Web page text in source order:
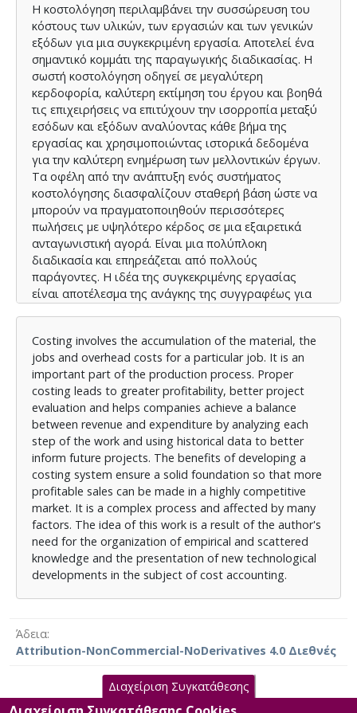
Η κοστολόγηση περιλαμβάνει την συσσώρευση του
κόστους των υλικών, των εργασιών και των γενικών
εξόδων για μια συγκεκριμένη εργασία. Αποτελεί ένα
σημαντικό κομμάτι της παραγωγικής διαδικασίας. Η
σωστή κοστολόγηση οδηγεί σε μεγαλύτερη
κερδοφορία, καλύτερη εκτίμηση του έργου και βοηθά
τις επιχειρήσεις να επιτύχουν την ισορροπία μεταξύ
εσόδων και εξόδων αναλύοντας κάθε βήμα της
εργασίας και χρησιμοποιώντας ιστορικά δεδομένα
για την καλύτερη ενημέρωση των μελλοντικών έργων.
Τα οφέλη από την ανάπτυξη ενός συστήματος
κοστολόγησης διασφαλίζουν σταθερή βάση ώστε να
μπορούν να πραγματοποιηθούν περισσότερες
πωλήσεις με υψηλότερο κέρδος σε μια εξαιρετικά
ανταγωνιστική αγορά. Είναι μια πολύπλοκη
διαδικασία και επηρεάζεται από πολλούς
παράγοντες. Η ιδέα της συγκεκριμένης εργασίας
είναι αποτέλεσμα της ανάγκης της συγγραφέως για
εξελίξεων στο θέμα της κοστολόγησης.
Costing involves the accumulation of the material, the
jobs and overhead costs for a particular job. It is an
important part of the production process. Proper
costing leads to greater profitability, better project
evaluation and helps companies achieve a balance
between revenue and expenditure by analyzing each
step of the work and using historical data to better
inform future projects. The benefits of developing a
costing system ensure a solid foundation so that more
profitable sales can be made in a highly competitive
market. It is a complex process and affected by many
factors. The idea of this work is a result of the author's
need for the organization of empirical and scattered
knowledge and the presentation of new technological
developments in the subject of cost accounting.
Άδεια
Attribution-NonCommercial-NoDerivatives 4.0 Διεθνές
Διαχείριση Συγκατάθεσης